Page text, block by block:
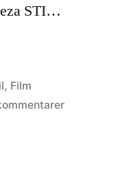
STI…
, Film
till